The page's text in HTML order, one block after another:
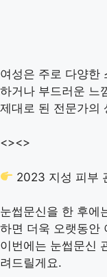
여성은 주로 다양한
하거나 부드러운 느
제대로 된 전문가의
<><>
2023 지성 피부
눈썹문신을 한 후에
하면 더욱 오랫동안
이번에는 눈썹문신
려드릴게요.